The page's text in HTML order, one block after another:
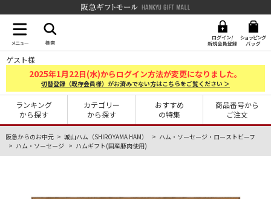
ゲスト様
2025年1月22日(水)からログイン方法が変更になりました。
切替登録（既存会員様）がお済みでない方はこちらをご覧ください ＞
ランキング
から探す
カテゴリー
から探す
おすすめ
の特集
商品番号から
ご注文
阪急からのお中元 城山ハム（SHIROYAMA HAM）
ハム・ソーセージ・ローストビーフ
ハム・ソーセージ
ハムギフト(国産豚肉使用)